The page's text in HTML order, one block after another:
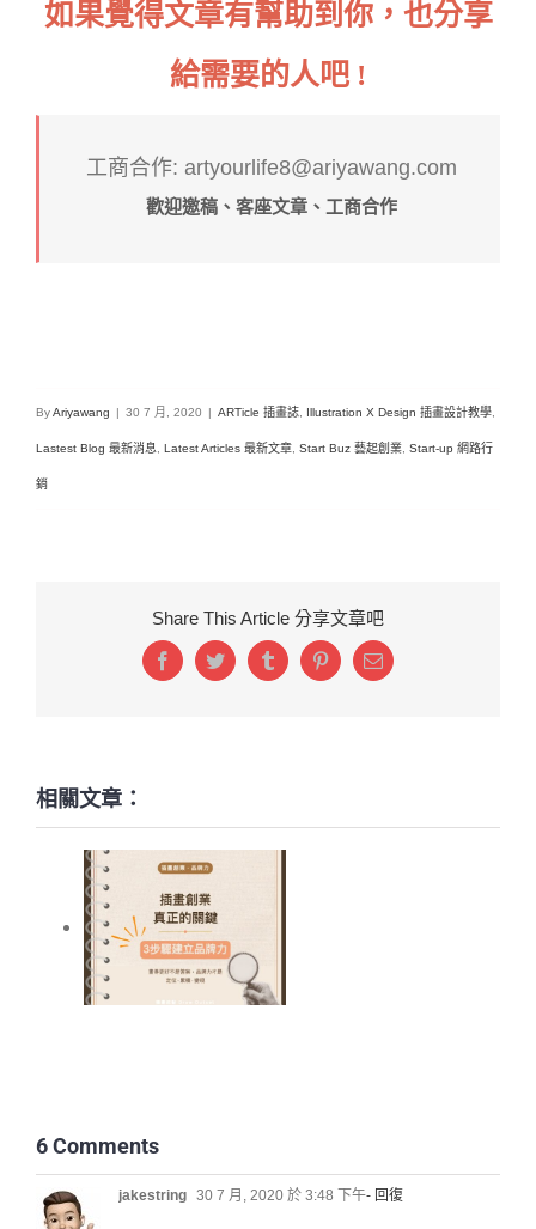
如果覺得文章有幫助到你，也分享
給需要的人吧 !
工商合作: artyourlife8@ariyawang.com
歡迎邀稿、客座文章、工商合作
ByAriyawang | 30 7 月, 2020 | ARTicle 插畫誌 Illustration X Design 插畫設計教學
Lastest Blog 最新消息 Latest Articles 最新文章 Start Buz 藝起創業 Start-up 網路行
銷
Share This Article 分享文章吧
FacebookTwitterTumblrPinterestEmail:
相關文章：
插畫創業真正的關
鍵，3步驟建立你的
品牌力
6 Comments
jakestring 30 7 月, 2020 於 3:48 下午- 回復